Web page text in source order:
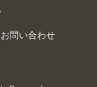
問い合わせ